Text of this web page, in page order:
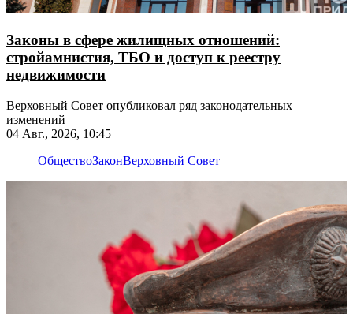
Законы в сфере жилищных отношений:
стройамнистия, ТБО и доступ к реестру
недвижимости
Верховный Совет опубликовал ряд законодательных
изменений
04 Авг., 2026, 10:45
ОбществоЗаконВерховный Совет